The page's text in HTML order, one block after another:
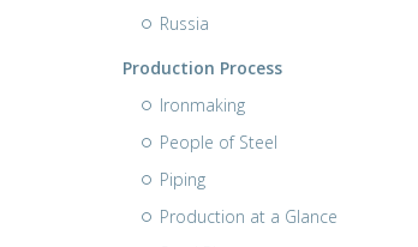
Russia
Production Process
Ironmaking
People of Steel
Piping
Production at a Glance